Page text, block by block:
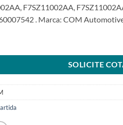
F7SZ11002AA,
. Marca: COM
SOLICITE